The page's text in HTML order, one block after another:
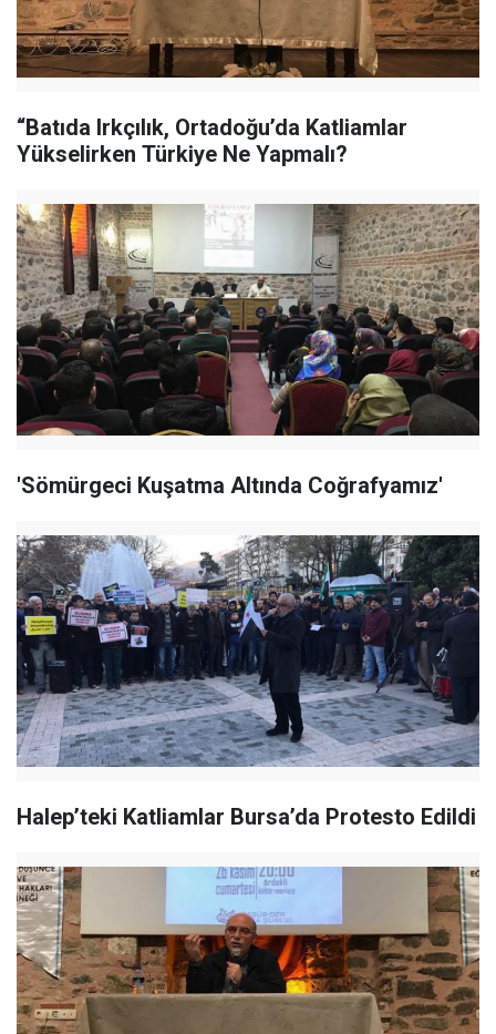
“Batıda Irkçılık, Ortadoğu’da Katliamlar
Yükselirken Türkiye Ne Yapmalı?
'Sömürgeci Kuşatma Altında Coğrafyamız'
Halep’teki Katliamlar Bursa’da Protesto Edildi